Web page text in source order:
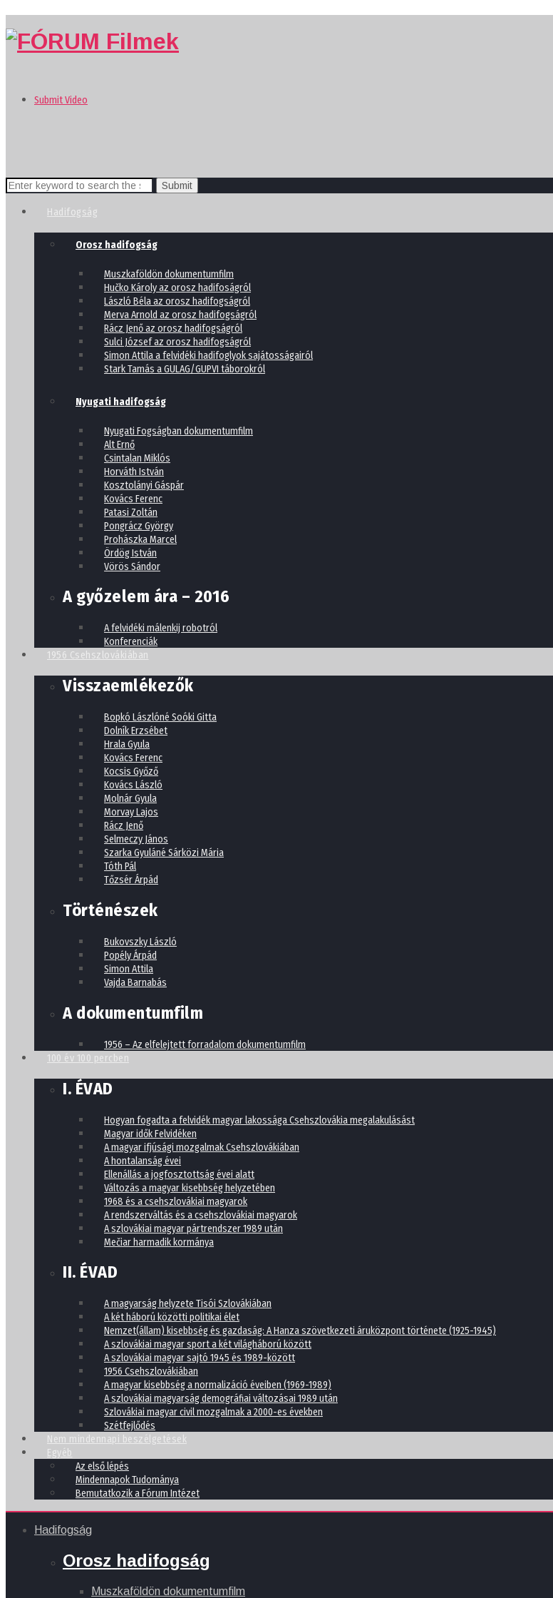
Submit Video
Search
for:
Hadifogság
Orosz hadifogság
Muszkaföldön dokumentumfilm
Hučko Károly az orosz hadifoságról
László Béla az orosz hadifogságról
Merva Arnold az orosz hadifogságról
Rácz Jenő az orosz hadifogságról
Sulci József az orosz hadifogságról
Simon Attila a felvidéki hadifoglyok sajátosságairól
Stark Tamás a GULAG/GUPVI táborokról
Nyugati hadifogság
Nyugati Fogságban dokumentumfilm
Alt Ernő
Csintalan Miklós
Horváth István
Kosztolányi Gáspár
Kovács Ferenc
Patasi Zoltán
Pongrácz György
Prohászka Marcel
Ördög István
Vörös Sándor
A győzelem ára – 2016
A felvidéki málenkij robotról
Konferenciák
1956 Csehszlovákiában
Visszaemlékezők
Bopkó Lászlóné Soóki Gitta
Dolník Erzsébet
Hrala Gyula
Kovács Ferenc
Kocsis Győző
Kovács László
Molnár Gyula
Morvay Lajos
Rácz Jenő
Selmeczy János
Szarka Gyuláné Sárközi Mária
Tóth Pál
Tőzsér Árpád
Történészek
Bukovszky László
Popély Árpád
Simon Attila
Vajda Barnabás
A dokumentumfilm
1956 – Az elfelejtett forradalom dokumentumfilm
100 év 100 percben
I. ÉVAD
Hogyan fogadta a felvidék magyar lakossága Csehszlovákia megalakulásást
Magyar idők Felvidéken
A magyar ifjúsági mozgalmak Csehszlovákiában
A hontalanság évei
Ellenállás a jogfosztottság évei alatt
Változás a magyar kisebbség helyzetében
1968 és a csehszlovákiai magyarok
A rendszerváltás és a csehszlovákiai magyarok
A szlovákiai magyar pártrendszer 1989 után
Mečiar harmadik kormánya
II. ÉVAD
A magyarság helyzete Tisói Szlovákiában
A két háború közötti politikai élet
Nemzet(állam) kisebbség és gazdaság: A Hanza szövetkezeti áruközpont története (1925-1945)
A szlovákiai magyar sport a két világháború között
A szlovákiai magyar sajtó 1945 és 1989-között
1956 Csehszlovákiában
A magyar kisebbség a normalizáció éveiben (1969-1989)
A szlovákiai magyarság demográfiai változásai 1989 után
Szlovákiai magyar civil mozgalmak a 2000-es években
Szétfejlődés
Nem mindennapi beszélgetések
Egyéb
Az első lépés
Mindennapok Tudománya
Bemutatkozik a Fórum Intézet
Hadifogság
Orosz hadifogság
Muszkaföldön dokumentumfilm